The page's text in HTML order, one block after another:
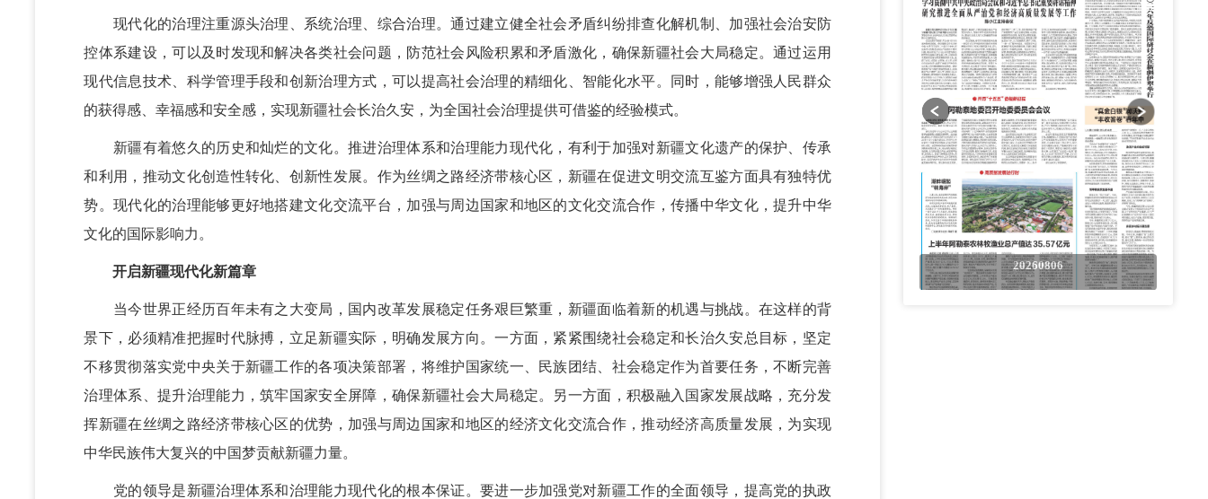
现代化的治理注重源头治理、系统治理、综合治理。通过建立健全社会矛盾纠纷排查化解机制、加强社会治安防
控体系建设，可以及时发现和解决各类社会问题，防范社会风险积累和矛盾激化，确保新疆社会大局稳定。通过运用
现代信息技术、科学管理手段和创新治理方式，可以提高社会治理的精细化、智能化水平。同时，能够增强人民群众
的获得感、幸福感和安全感，实现新疆社会长治久安，为全国社会治理提供可借鉴的经验模式。
新疆有着悠久的历史和灿烂的文化。推进治理体系和治理能力现代化，有利于加强对新疆文化遗产的保护、传承
和利用，推动文化创造性转化、创新性发展。作为丝绸之路经济带核心区，新疆在促进文明交流互鉴方面具有独特优
势。现代化的治理能够更好地搭建文化交流平台，加强与周边国家和地区的文化交流合作，传播中华文化，提升中华
文化的国际影响力。
开启新疆现代化新篇章
当今世界正经历百年未有之大变局，国内改革发展稳定任务艰巨繁重，新疆面临着新的机遇与挑战。在这样的背
景下，必须精准把握时代脉搏，立足新疆实际，明确发展方向。一方面，紧紧围绕社会稳定和长治久安总目标，坚定
不移贯彻落实党中央关于新疆工作的各项决策部署，将维护国家统一、民族团结、社会稳定作为首要任务，不断完善
治理体系、提升治理能力，筑牢国家安全屏障，确保新疆社会大局稳定。另一方面，积极融入国家发展战略，充分发
挥新疆在丝绸之路经济带核心区的优势，加强与周边国家和地区的经济文化交流合作，推动经济高质量发展，为实现
中华民族伟大复兴的中国梦贡献新疆力量。
党的领导是新疆治理体系和治理能力现代化的根本保证。要进一步加强党对新疆工作的全面领导，提高党的执政
20260806